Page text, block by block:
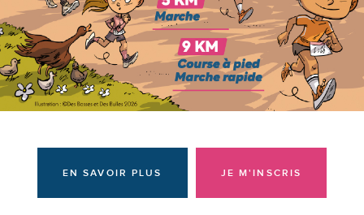
Actualités
Prendre rendez-vous
EN SAVOIR PLUS JE M'INSCRIS